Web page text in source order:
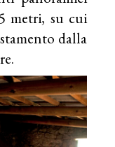
metri, su cui
dalla